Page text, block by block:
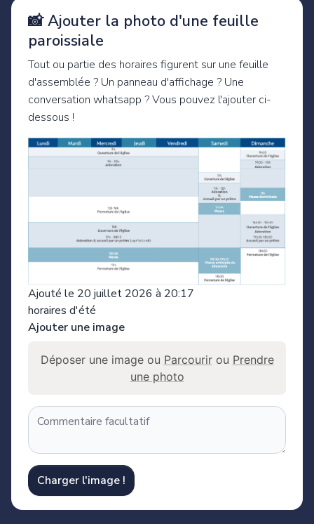
📸 Ajouter la photo d'une feuille
paroissiale
Tout ou partie des horaires figurent sur une feuille
d'assemblée ? Un panneau d'affichage ? Une
conversation whatsapp ? Vous pouvez l'ajouter ci-
dessous !
Ajouté le 20 juillet 2026 à 20:17
horaires d'été
Ajouter une image
Déposer une image ou Parcourirou Prendre
une photo
Charger l'image !